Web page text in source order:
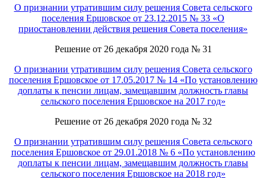
О признании утратившим силу решения Совета сельского
поселения Ершовское от 23.12.2015 № 33 «О
приостановлении действия решения Совета поселения»
Решение от 26 декабря 2020 года № 31
О признании утратившим силу решения Совета сельского
поселения Ершовское от 17.05.2017 № 14 «По установлению
доплаты к пенсии лицам, замещавшим должность главы
сельского поселения Ершовское на 2017 год»
Решение от 26 декабря 2020 года № 32
О признании утратившим силу решения Совета сельского
поселения Ершовское от 29.01.2018 № 6 «По установлению
доплаты к пенсии лицам, замещавшим должность главы
сельского поселения Ершовское на 2018 год»